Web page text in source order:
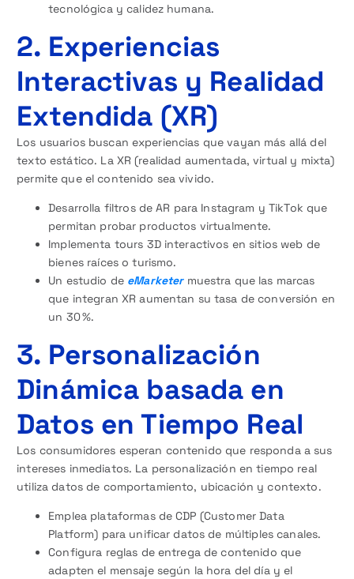
tecnológica y calidez humana.
2. Experiencias
Interactivas y Realidad
Extendida (XR)
Los usuarios buscan experiencias que vayan más allá del
texto estático. La XR (realidad aumentada, virtual y mixta)
permite que el contenido sea vivido.
Desarrolla filtros de AR para Instagram y TikTok que
permitan probar productos virtualmente.
Implementa tours 3D interactivos en sitios web de
bienes raíces o turismo.
Un estudio de eMarketermuestra que las marcas
que integran XR aumentan su tasa de conversión en
un 30 %.
3. Personalización
Dinámica basada en
Datos en Tiempo Real
Los consumidores esperan contenido que responda a sus
intereses inmediatos. La personalización en tiempo real
utiliza datos de comportamiento, ubicación y contexto.
Emplea plataformas de CDP (Customer Data
Platform) para unificar datos de múltiples canales.
Configura reglas de entrega de contenido que
adapten el mensaje según la hora del día y el